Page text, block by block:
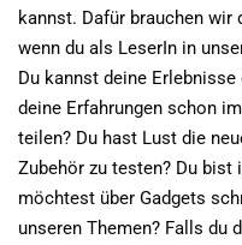
kannst. Dafür brauchen wir
wenn du als LeserIn in
Du kannst deine
deine Erfahrungen schon
teilen? Du hast Lust die
Zubehör zu testen? Du bist
möchtest über Gadgets
unseren Themen? Falls du